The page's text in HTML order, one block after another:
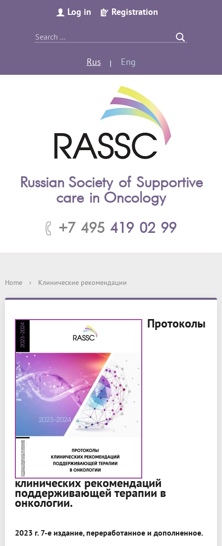
Log in Registration
Rus Eng
Russian Society of Supportive
care in Oncology
+7 495 419 02 99
Home › Клинические рекомендации
Протоколы
клинических рекомендаций
поддерживающей терапии в
онкологии.
2023 г. 7-е издание, переработанное и дополненное.